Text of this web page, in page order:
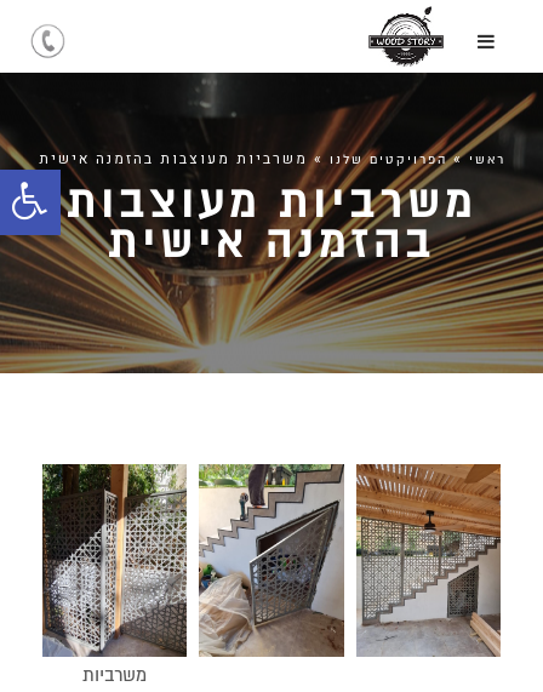
ראשי » הפרויקטים שלנו » משרביות מעוצבות בהזמנה אישית
משרביות מעוצבות
בהזמנה אישית
משרביות